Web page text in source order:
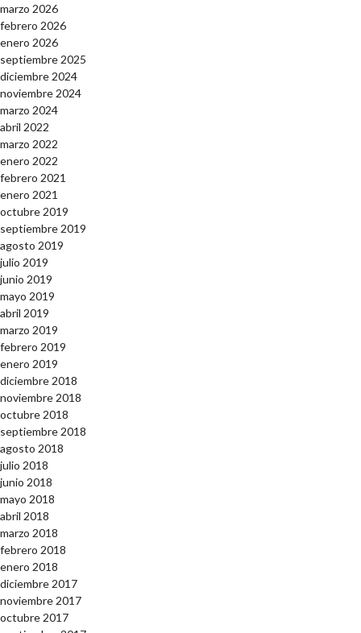
marzo 2026
febrero 2026
enero 2026
septiembre 2025
diciembre 2024
noviembre 2024
marzo 2024
abril 2022
marzo 2022
enero 2022
febrero 2021
enero 2021
octubre 2019
septiembre 2019
agosto 2019
julio 2019
junio 2019
mayo 2019
abril 2019
marzo 2019
febrero 2019
enero 2019
diciembre 2018
noviembre 2018
octubre 2018
septiembre 2018
agosto 2018
julio 2018
junio 2018
mayo 2018
abril 2018
marzo 2018
febrero 2018
enero 2018
diciembre 2017
noviembre 2017
octubre 2017